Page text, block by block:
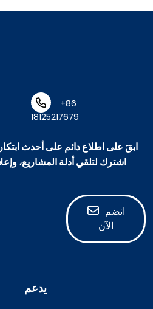
+86
18125217679
ابقَ على اطلاع دائم على أحدث
اشترك لتلقي أدلة المشاريع،
انضم
الآن
يدعم